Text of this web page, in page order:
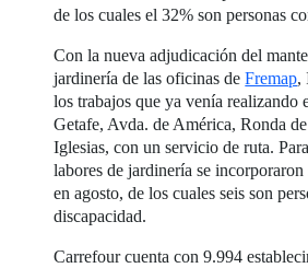
de los cuales el 32% son personas
Con la nueva adjudicación del
jardinería de las oficinas deFremap,
los trabajos que ya venía realizando
Getafe, Avda. de América, Ronda
Iglesias, con un servicio de ruta.
labores de jardinería se incorporaron
en agosto, de los cuales seis son
discapacidad.
Carrefour cuenta con 9.994